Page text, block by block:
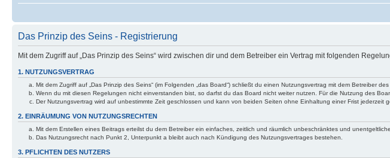
Das Prinzip des Seins - Registrierung
Mit dem Zugriff auf „Das Prinzip des Seins“ wird zwischen dir und dem Betreiber ein Vertrag mit folgenden
1. NUTZUNGSVERTRAG
Mit dem Zugriff auf „Das Prinzip des Seins“ (im Folgenden „das Board“) schließt du einen Nutzungsvertrag mit dem Betreiber
Wenn du mit diesen Regelungen nicht einverstanden bist, so darfst du das Board nicht weiter nutzen. Für die Nutzung des
Der Nutzungsvertrag wird auf unbestimmte Zeit geschlossen und kann von beiden Seiten ohne Einhaltung einer Frist jederzeit
2. EINRÄUMUNG VON NUTZUNGSRECHTEN
Mit dem Erstellen eines Beitrags erteilst du dem Betreiber ein einfaches, zeitlich und räumlich unbeschränktes und
Das Nutzungsrecht nach Punkt 2, Unterpunkt a bleibt auch nach Kündigung des Nutzungsvertrages bestehen.
3. PFLICHTEN DES NUTZERS